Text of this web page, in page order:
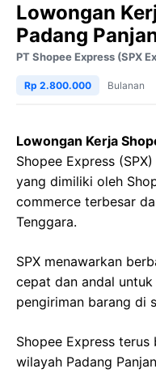
Lowongan
Padang
PT Shopee Express (SPX
Rp 2.800.000 Bulanan
Lowongan Kerja
Shopee Express
yang dimiliki oleh
commerce terbesar
Tenggara.
SPX menawarkan
cepat dan andal
pengiriman barang di
Shopee Express
wilayah Padang